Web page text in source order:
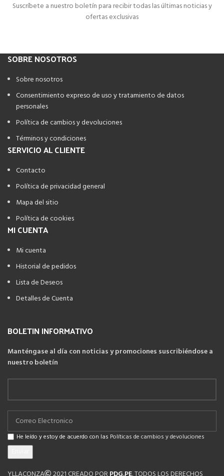
Suscríbete a nuestro boletín para recibir todas las últimas noticias y
ofertas exclusivas
SOBRE NOSOTROS
Sobre nosotros
Consentimiento expreso de uso y tratamiento de datos
personales
Política de cambios y devoluciones
Términos y condiciones
SERVICIO AL CLIENTE
Contacto
Política de privacidad general
Mapa del sitio
Política de cookies
MI CUENTA
Mi cuenta
Historial de pedidos
Lista de Deseos
Detalles de Cuenta
BOLETIN INFORMATIVO
Manténgase al día con noticias y promociones suscribiéndose a
nuestro boletín
He leído y estoy de acuerdo con las Políticas de cambios y devoluciones